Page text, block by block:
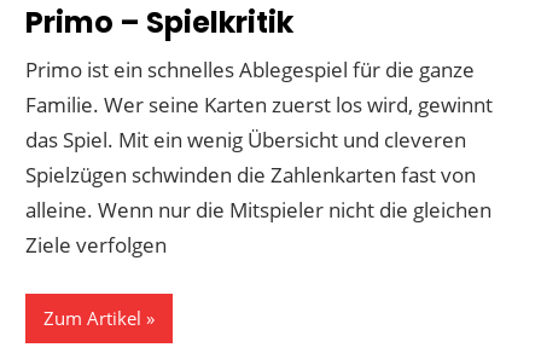
Primo – Spielkritik
Primo ist ein schnelles Ablegespiel für die ganze
Familie. Wer seine Karten zuerst los wird, gewinnt
das Spiel. Mit ein wenig Übersicht und cleveren
Spielzügen schwinden die Zahlenkarten fast von
alleine. Wenn nur die Mitspieler nicht die gleichen
Ziele verfolgen
Zum Artikel